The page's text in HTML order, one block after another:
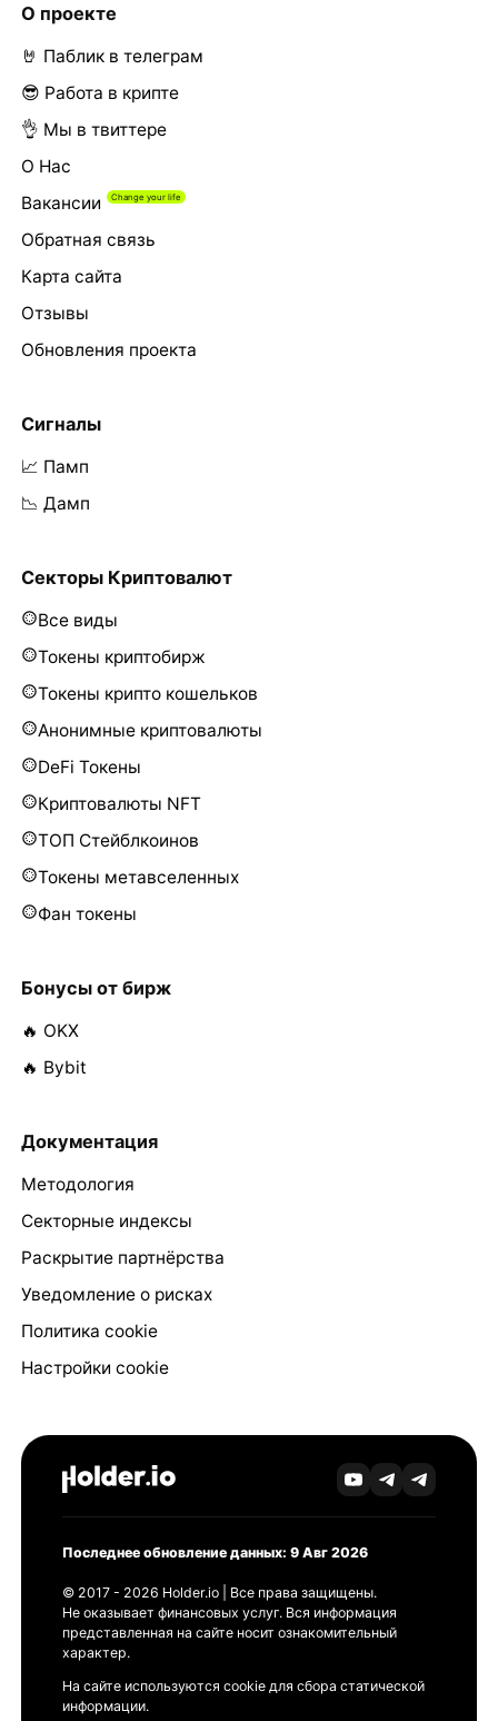
О проекте
🤘 Паблик в телеграм
😎 Работа в крипте
👌 Мы в твиттере
О Нас
Вакансии
Обратная связь
Карта сайта
Отзывы
Обновления проекта
Сигналы
📈 Памп
📉 Дамп
Секторы Криптовалют
Все виды
Токены криптобирж
Токены крипто кошельков
Анонимные криптовалюты
DeFi Токены
Криптовалюты NFT
ТОП Стейблкоинов
Токены метавселенных
Фан токены
Бонусы от бирж
🔥 OKX
🔥 Bybit
Документация
Методология
Секторные индексы
Раскрытие партнёрства
Уведомление о рисках
Политика cookie
Настройки cookie
Последнее обновление данных: 9 Авг 2026
© 2017 - 2026 Holder.io | Все права защищены.
Не оказывает финансовых услуг. Вся информация
представленная на сайте носит ознакомительный
характер.
На сайте используются cookie для сбора статической
информации.